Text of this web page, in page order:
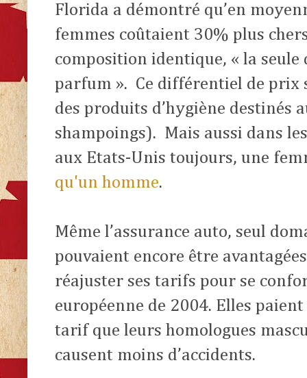
Florida a démontré qu’en
femmes coûtaient 30% plus
composition identique, « la
parfum ». Ce différentiel de prix
des produits d’hygiène destinés
shampoings). Mais aussi dans
aux Etats-Unis toujours, une
qu'un homme.
Même l’assurance auto, seul
pouvaient encore être
réajuster ses tarifs pour se
européenne de 2004. Elles
tarif que leurs homologues
causent moins d’accidents.